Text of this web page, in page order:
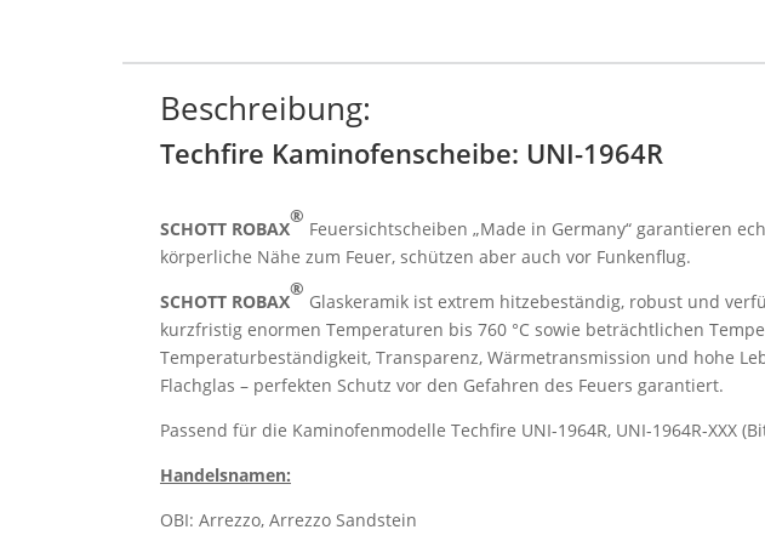
Beschreibung:
Techfire Kaminofenscheibe: UNI-1964R
SCHOTT ROBAX
®
Feuersichtscheiben „Made in Germany“ garantieren
körperliche Nähe zum Feuer, schützen aber auch vor Funkenflug.
SCHOTT ROBAX
®
Glaskeramik ist extrem hitzebeständig, robust und
kurzfristig enormen Temperaturen bis 760 °C sowie beträchtlichen
Temperaturbeständigkeit, Transparenz, Wärmetransmission und hohe
Flachglas – perfekten Schutz vor den Gefahren des Feuers garantiert.
Passend für die Kaminofenmodelle Techfire UNI-1964R, UNI-1964R-XXX
Handelsnamen:
OBI: Arrezzo, Arrezzo Sandstein